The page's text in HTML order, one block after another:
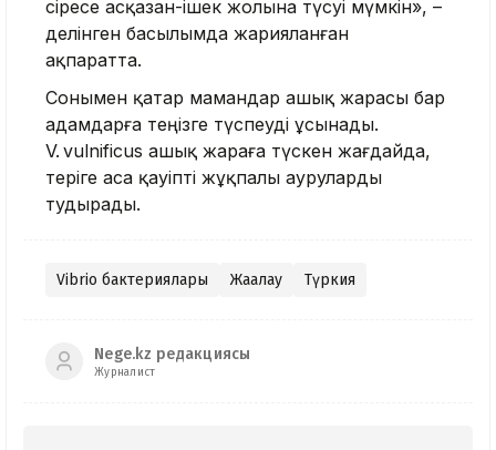
әсіресе асқазан-ішек жолына түсуі мүмкін», –
делінген басылымда жарияланған
ақпаратта.
Сонымен қатар мамандар ашық жарасы бар
адамдарға теңізге түспеуді ұсынады.
V. vulnificus ашық жараға түскен жағдайда,
теріге аса қауіпті жұқпалы ауруларды
тудырады.
Vibrio бактериялары Жағалау Түркия
Nege.kz редакциясы
Журналист